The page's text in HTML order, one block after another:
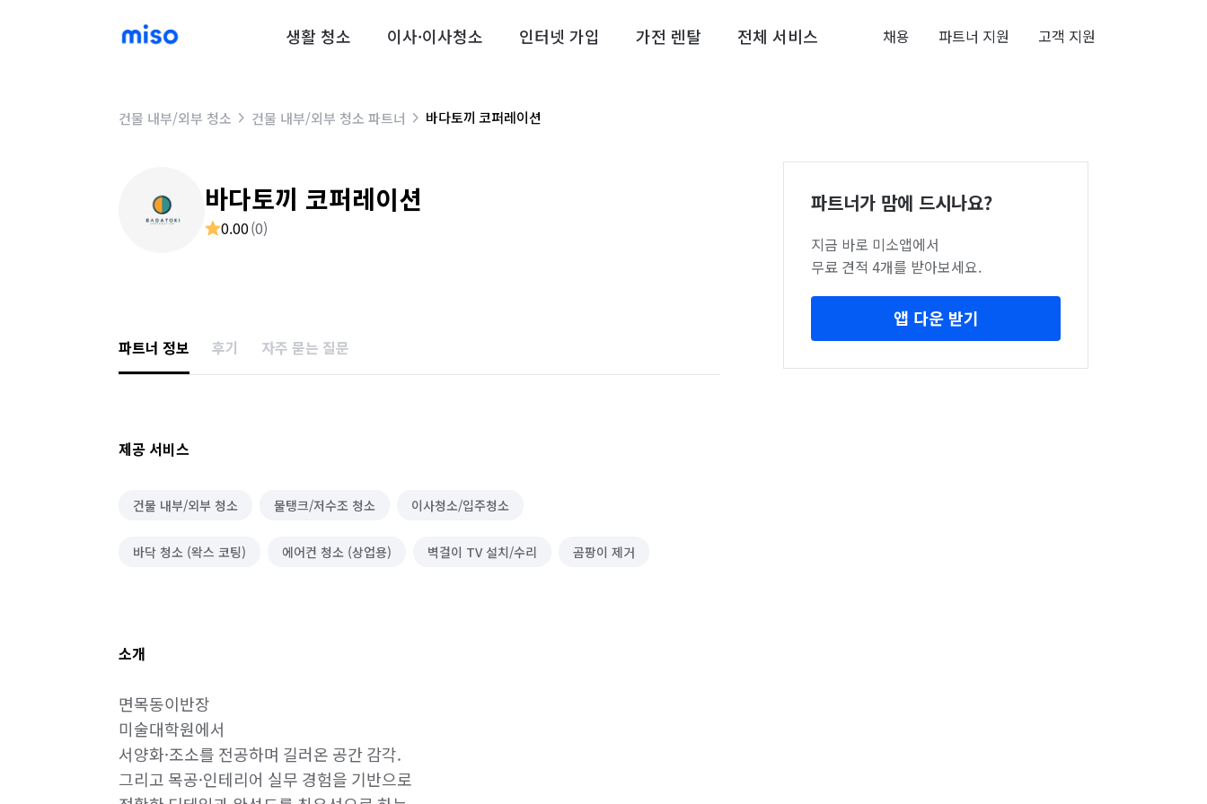
생활 청소 이사·이사청소 인터넷 가입 가전 렌탈 전체 서비스 채용 파트너 지원 고객 지원
건물 내부/외부 청소 건물 내부/외부 청소 파트너 바다토끼 코퍼레이션
바다토끼 코퍼레이션
0.00(0)
파트너 정보 후기 자주 묻는 질문
제공 서비스
건물 내부/외부 청소 물탱크/저수조 청소 이사청소/입주청소
바닥 청소 (왁스 코팅) 에어컨 청소 (상업용) 벽걸이 TV 설치/수리 곰팡이 제거
소개
면목동이반장
미술대학원에서
서양화·조소를 전공하며 길러온 공간 감각.
그리고 목공·인테리어 실무 경험을 기반으로
파트너가 맘에 드시나요?
지금 바로 미소앱에서
무료 견적 4개를 받아보세요.
앱 다운 받기